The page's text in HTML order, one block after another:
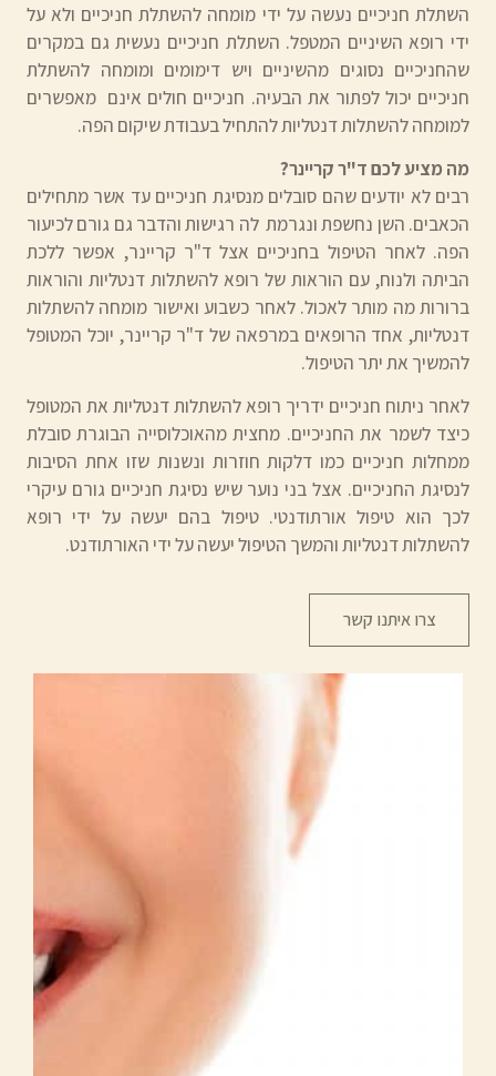
השתלת חניכיים נעשה על ידי מומחה להשתלת חניכיים ולא על
ידי רופא השיניים המטפל. השתלת חניכיים נעשית גם במקרים
שהחניכיים נסוגים מהשיניים ויש דימומים ומומחה להשתלת
חניכיים יכול לפתור את הבעיה. חניכיים חולים אינם מאפשרים
למומחה להשתלות דנטליות להתחיל בעבודת שיקום הפה.
מה מציע לכם ד"ר קריינר?
רבים לא יודעים שהם סובלים מנסיגת חניכיים עד אשר מתחילים
הכאבים. השן נחשפת ונגרמת לה רגישות והדבר גם גורם לכיעור
הפה. לאחר הטיפול בחניכיים אצל ד"ר קריינר, אפשר ללכת
הביתה ולנוח, עם הוראות של רופא להשתלות דנטליות והוראות
ברורות מה מותר לאכול. לאחר כשבוע ואישור מומחה להשתלות
דנטליות, אחד הרופאים במרפאה של ד"ר קריינר, יוכל המטופל
להמשיך את יתר הטיפול.
לאחר ניתוח חניכיים ידריך רופא להשתלות דנטליות את המטופל
כיצד לשמר את החניכיים. מחצית מהאוכלוסייה הבוגרת סובלת
ממחלות חניכיים כמו דלקות חוזרות ונשנות שזו אחת הסיבות
לנסיגת החניכיים. אצל בני נוער שיש נסיגת חניכיים גורם עיקרי
לכך הוא טיפול אורתודנטי. טיפול בהם יעשה על ידי רופא
להשתלות דנטליות והמשך הטיפול יעשה על ידי האורתודנט.
צרו איתנו קשר